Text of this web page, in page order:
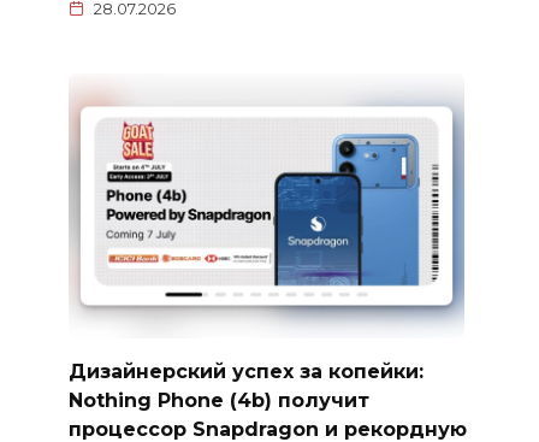
28.07.2026
Дизайнерский успех за копейки:
Nothing Phone (4b) получит
процессор Snapdragon и рекордную